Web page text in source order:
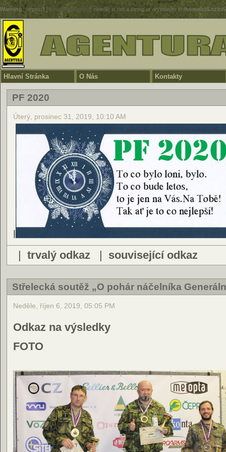
Warning: strpos() [function.strpos]: needle is not a string or an integer in/home/ci5.cz/
Hlavní Stránka O Nás Kontakty
PF 2020
Úterý, prosinec 31, 2019, 10:10 AM
l
| trvalý odkaz | související odkaz
Střelecká soutěž „O pohár náčelníka
Neděle, říjen 6, 2019, 05:05 PM
Odkaz na výsledky
FOTO